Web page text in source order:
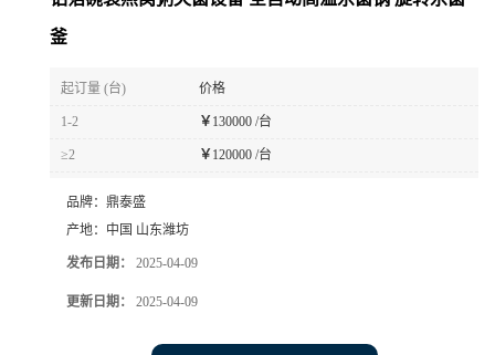
釜
起订量 (台) 价格
1-2 ￥ 130000 /台
≥2 ￥ 120000 /台
品牌： 鼎泰盛
产地： 中国 山东潍坊
发布日期： 2025-04-09
更新日期： 2025-04-09